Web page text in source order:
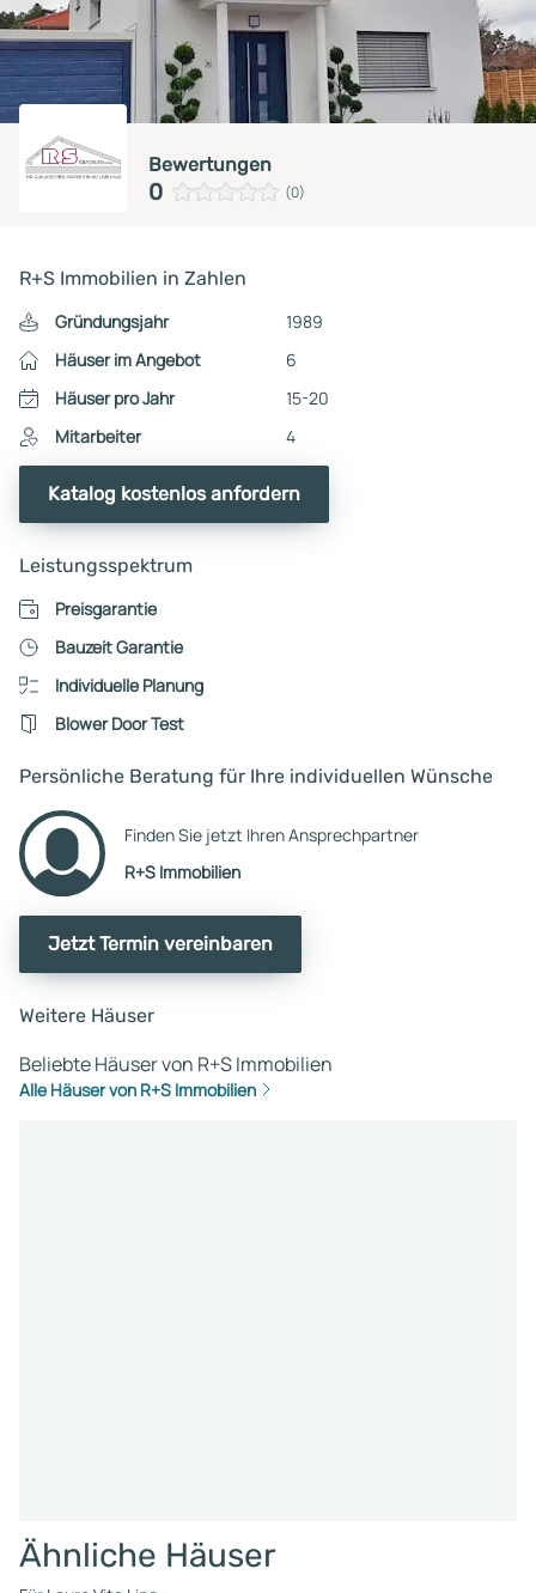
Bewertungen
0 (0)
R+S Immobilien in Zahlen
Gründungsjahr
1989
Häuser im Angebot
6
Häuser pro Jahr
15-20
Mitarbeiter
4
Katalog kostenlos anfordern
Leistungsspektrum
Preisgarantie
Bauzeit Garantie
Individuelle Planung
Blower Door Test
Persönliche Beratung für Ihre individuellen Wünsche
Finden Sie jetzt Ihren Ansprechpartner
R+S Immobilien
Jetzt Termin vereinbaren
Weitere Häuser
Beliebte Häuser von R+S Immobilien
Alle Häuser von R+S Immobilien
Ähnliche Häuser